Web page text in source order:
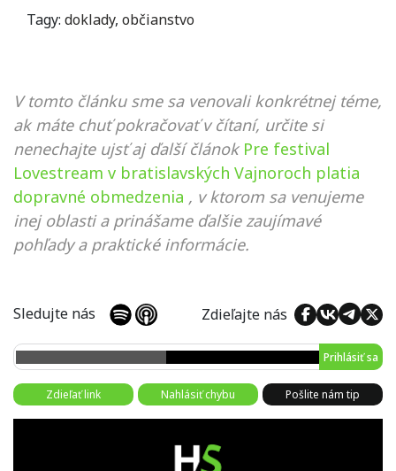
Tagy: doklady, občianstvo
V tomto článku sme sa venovali konkrétnej téme,
ak máte chuť pokračovať v čítaní, určite si
nenechajte ujsť aj ďalší článok Pre festival
Lovestream v bratislavských Vajnoroch platia
dopravné obmedzenia , v ktorom sa venujeme
inej oblasti a prinášame ďalšie zaujímavé
pohľady a praktické informácie.
Sledujte nás Zdieľajte nás
Prihlásiť sa
Zdieľať link Nahlásiť chybu Pošlite nám tip